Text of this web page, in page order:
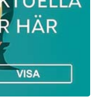
& krisp